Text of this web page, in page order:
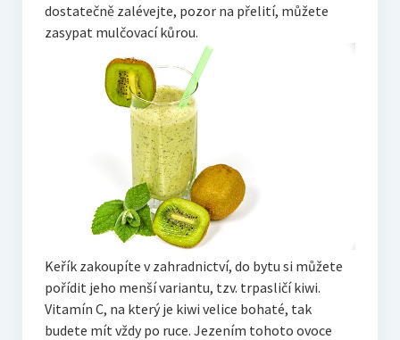
dostatečně zalévejte, pozor na přelití, můžete
zasypat mulčovací kůrou.
Keřík zakoupíte v zahradnictví, do bytu si můžete
pořídit jeho menší variantu, tzv. trpasličí kiwi.
Vitamín C, na který je kiwi velice bohaté, tak
budete mít vždy po ruce. Jezením tohoto ovoce